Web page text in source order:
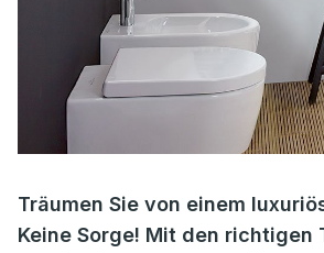
Träumen Sie von einem
Keine Sorge! Mit den